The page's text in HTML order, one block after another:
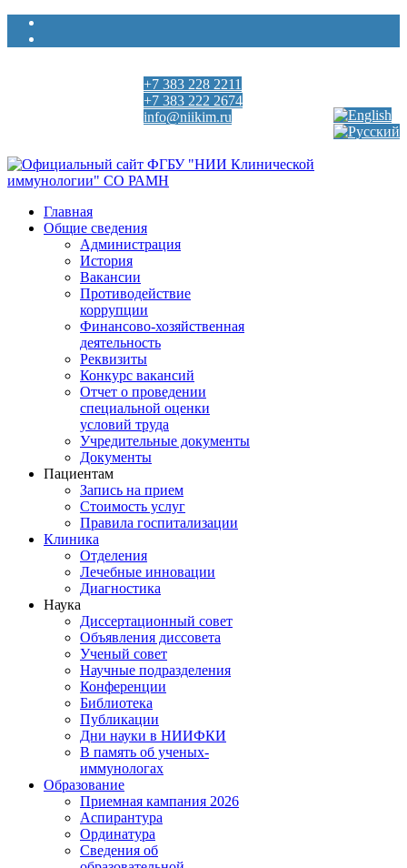
+7 383 228 2211
+7 383 222 2674
info@niikim.ru
Главная
Общие сведения
Администрация
История
Вакансии
Противодействие
коррупции
Финансово-хозяйственная
деятельность
Реквизиты
Конкурс вакансий
Отчет о проведении
специальной оценки
условий труда
Учредительные документы
Документы
Пациентам
Запись на прием
Стоимость услуг
Правила госпитализации
Клиника
Отделения
Лечебные инновации
Диагностика
Наука
Диссертационный совет
Объявления диссовета
Ученый совет
Научные подразделения
Конференции
Библиотека
Публикации
Дни науки в НИИФКИ
В память об ученых-
иммунологах
Образование
Приемная кампания 2026
Аспирантура
Ординатура
Сведения об